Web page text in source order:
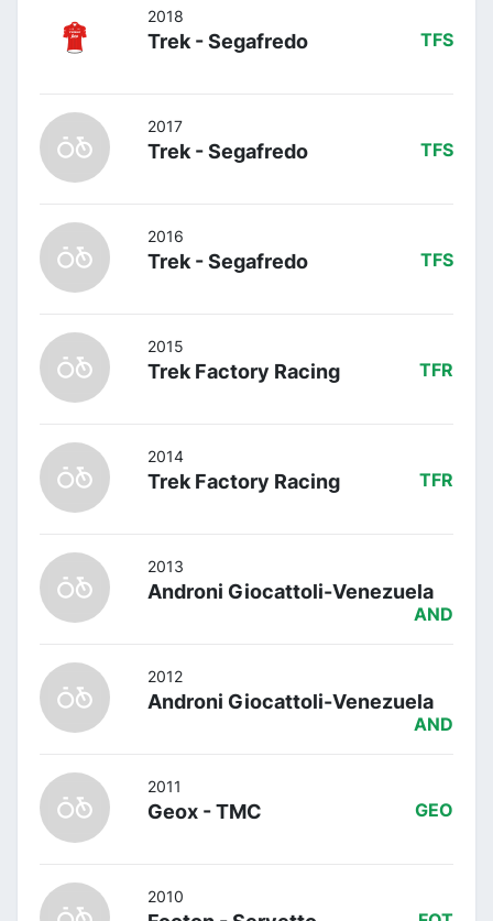
2018
Trek - Segafredo TFS
2017
Trek - Segafredo TFS
2016
Trek - Segafredo TFS
2015
Trek Factory Racing TFR
2014
Trek Factory Racing TFR
2013
Androni Giocattoli-Venezuela
AND
2012
Androni Giocattoli-Venezuela
AND
2011
Geox - TMC GEO
2010